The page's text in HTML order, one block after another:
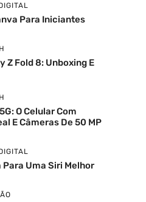
Para Iniciantes
Z Fold 8: Unboxing E
O Celular Com
E Câmeras De 50 MP
Para Uma Siri Melhor